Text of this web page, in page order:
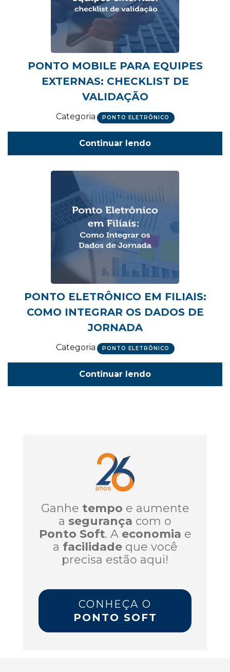
PONTO MOBILE PARA EQUIPES
EXTERNAS: CHECKLIST DE
VALIDAÇÃO
Categoria PONTO ELETRÔNICO
Continuar lendo
PONTO ELETRÔNICO EM FILIAIS:
COMO INTEGRAR OS DADOS DE
JORNADA
Categoria PONTO ELETRÔNICO
Continuar lendo
Ganhe tempo e aumente
a segurança com o
Ponto Soft. A economia e
a facilidadeque você
precisa estão aqui!
CONHEÇA O
PONTO SOFT